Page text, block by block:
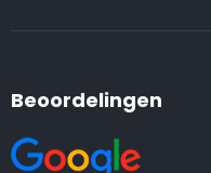
Beoordelingen